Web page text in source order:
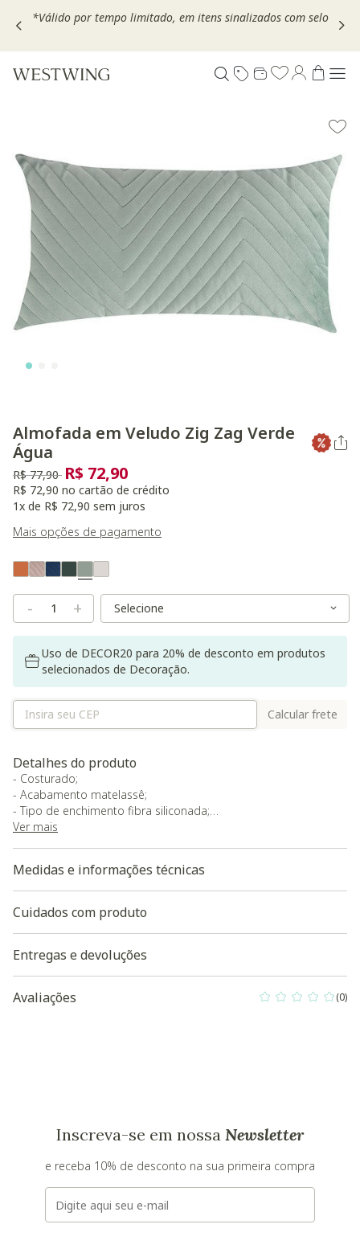
*Válido por tempo limitado, em itens sinalizados com selo
Almofada em Veludo Zig Zag Verde
Água
Preço reduzido de
R$ 77,90 para
R$ 72,90
R$ 72,90 no cartão de crédito
1x de R$ 72,90 sem juros
Mais opções de pagamento
Variant Real Color
Selected
- + Variant Size
Variant Size
Uso de DECOR20 para 20% de desconto em produtos
selecionados de Decoração.
Calcular frete
Detalhes do produto
- Costurado;
- Acabamento matelassê;
- Tipo de enchimento fibra siliconada;
- Tratamento Antialérgico;
Baixe aqui a Modelagem 3D do produto
Ver mais
Medidas e informações técnicas
Cuidados com produto
Entregas e devoluções
Avaliações 0 out of 5 (0)
Inscreva-se em nossa Newsletter
e receba 10% de desconto na sua primeira compra
E-mail